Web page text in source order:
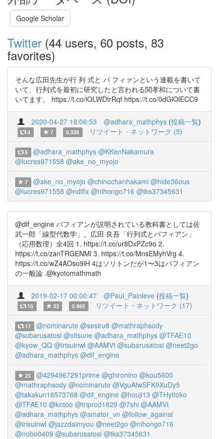
Google Scholar
Twitter (44 users, 60 posts, 83
favorites)
そんな広田先生が行 列 式と パ フィァンという連載を書いて
いて、行列式を最初に研究したと言われる関孝和について書
いてます。 https://t.co/iOLWDtrRqf https://t.co/0dGlOlECC9
2020-04-27 18:06:53 @adhara_mathphys (投稿一覧)
4 7 0.338 リツイート・ネットワーク (5)
5 @adhara_mathphys @KKenNakamura
@lucres971558 @ake_no_myojo
7 @ake_no_myojo @chinochanhakami @hide36ous
@lucres971558 @ndifix @nihongo716 @tks37345631
@dif_engine パフィアンが説明されている教科書としては佐
武一郎「線型代数学」。広田 良吾「行列式とパフィアン」
（応用数理）全4回 1. https://t.co/ur8DxPZc9o 2.
https://t.co/zanTRGENMl 3. https://t.co/MnsEMyhVrg 4.
https://t.co/wZ4AOso9iH 4はソリトンだが1〜3はパフィアン
の一般論 .@kyotomathmath
2019-02-17 00:00:47 @Paul_Painleve (投稿一覧)
15 32 0.465 リツイート・ネットワーク (17)
17 @nominarute @sesiru8 @mathraphsody
@subarusatosi @xitsune @adhara_mathphys @TFAE10
@kyow_QQ @irisuinwl @AAMVt @subarusatosi @neet2go
@adhara_mathphys @dif_engine
25 @4294967291prime @ghironino @kou5600
@mathraphsody @nominarute @VguAfwSFK9XuDy5
@takakun16573768 @dif_engine @houji13 @THyttoko
@TFAE10 @kntoo @triprod1829 @7shi @AAMVt
@adhara_mathphys @amator_vn @follow_against
@irisuinwl @jazzdaimyou @neet2go @nihongo716
@nobo0409 @subarusatosi @tks37345631